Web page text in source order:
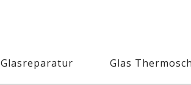
Glasreparatur Glas